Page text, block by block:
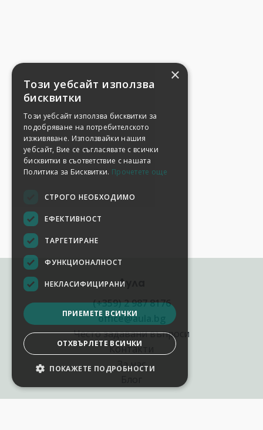
Аула
(+359) 2 987 8176
office@aula.bg
Често задавани въпроси
Контакти
За нас
×
Този уебсайт използва
бисквитки
Този уебсайт използва бисквитки за
подобряване на потребителското
изживяване. Използвайки нашия
уебсайт, Вие се съгласявате с всички
бисквитки в съответствие с нашата
Политика за Бисквитки. Прочетете още
СТРОГО НЕОБХОДИМО
ЕФЕКТИВНОСТ
ТАРГЕТИРАНЕ
ФУНКЦИОНАЛНОСТ
НЕКЛАСИФИЦИРАНИ
ПРИЕМЕТЕ ВСИЧКИ
ОТХВЪРЛЕТЕ ВСИЧКИ
ПОКАЖЕТЕ ПОДРОБНОСТИ